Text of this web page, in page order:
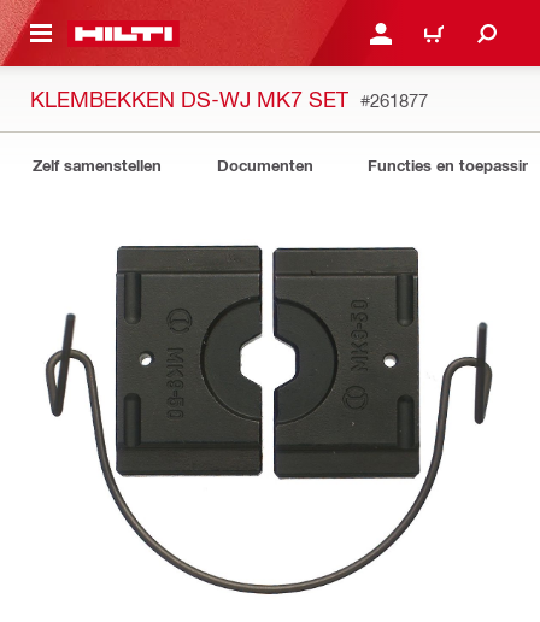
HOOFDINHOUD AANMELDEN OF
WINKELWAGEN
KLEMBEKKEN DS-WJ MK7 SET #261877
Zelf samenstellen Documenten Functies en